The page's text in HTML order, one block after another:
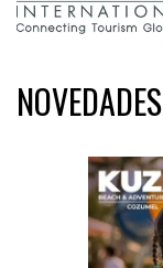
NOVEDADES